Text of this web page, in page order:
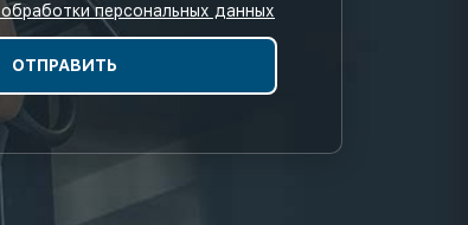
персональных данных